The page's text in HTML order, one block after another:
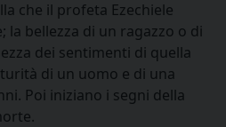
che il profeta Ezechiele
la bellezza di un ragazzo o di
dei sentimenti di quella
di un uomo e di una
Poi iniziano i segni della